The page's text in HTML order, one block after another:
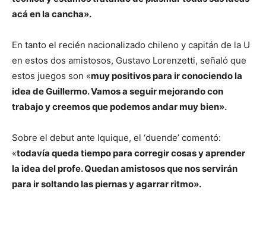
acá en la cancha».
En tanto el recién nacionalizado chileno y capitán de la U
en estos dos amistosos, Gustavo Lorenzetti, señaló que
estos juegos son «muy positivos para ir conociendo la
idea de Guillermo. Vamos a seguir mejorando con
trabajo y creemos que podemos andar muy bien».
Sobre el debut ante Iquique, el ‘duende’ comentó:
«todavía queda tiempo para corregir cosas y aprender
la idea del profe. Quedan amistosos que nos servirán
para ir soltando las piernas y agarrar ritmo».